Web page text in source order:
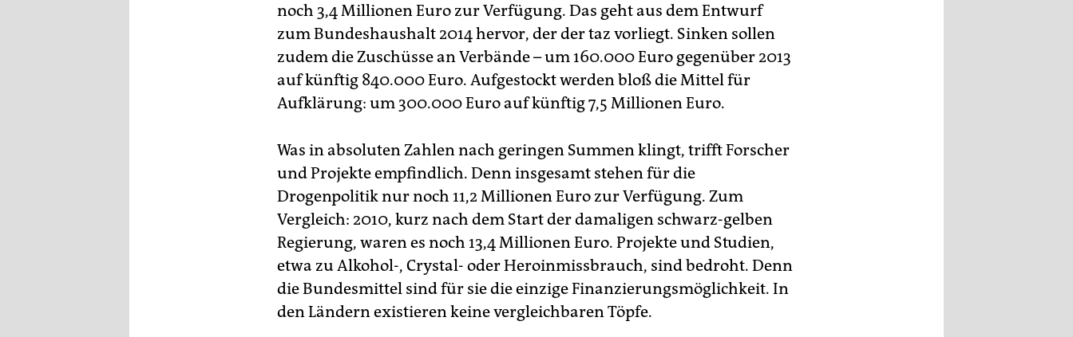
noch 3,4 Millionen Euro zur Verfügung. Das geht aus dem Entwurf
zum Bundeshaushalt 2014 hervor, der der taz vorliegt. Sinken sollen
zudem die Zuschüsse an Verbände – um 160.000 Euro gegenüber 2013
auf künftig 840.000 Euro. Aufgestockt werden bloß die Mittel für
Aufklärung: um 300.000 Euro auf künftig 7,5 Millionen Euro.
Was in absoluten Zahlen nach geringen Summen klingt, trifft Forscher
und Projekte empfindlich. Denn insgesamt stehen für die
Drogenpolitik nur noch 11,2 Millionen Euro zur Verfügung. Zum
Vergleich: 2010, kurz nach dem Start der damaligen schwarz-gelben
Regierung, waren es noch 13,4 Millionen Euro. Projekte und Studien,
etwa zu Alkohol-, Crystal- oder Heroinmissbrauch, sind bedroht. Denn
die Bundesmittel sind für sie die einzige Finanzierungsmöglichkeit. In
den Ländern existieren keine vergleichbaren Töpfe.